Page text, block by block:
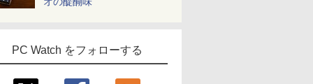
PC Watch をフォローする